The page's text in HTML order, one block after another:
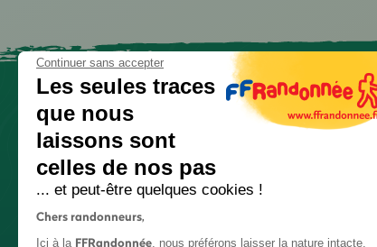
Continuer sans accepter
Les seules traces
que nous
laissons sont
celles de nos pas
... et peut-être quelques cookies !
Chers randonneurs,
Ici à la FFRandonnée, nous préférons laisser la nature intacte.